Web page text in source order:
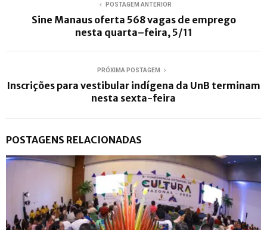
POSTAGEM ANTERIOR
Sine Manaus oferta 568 vagas de emprego
nesta quarta–feira, 5/11
PRÓXIMA POSTAGEM
Inscrições para vestibular indígena da UnB terminam
nesta sexta-feira
POSTAGENS RELACIONADAS